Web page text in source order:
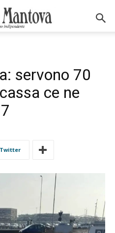
servono 70
ce ne
Twitter